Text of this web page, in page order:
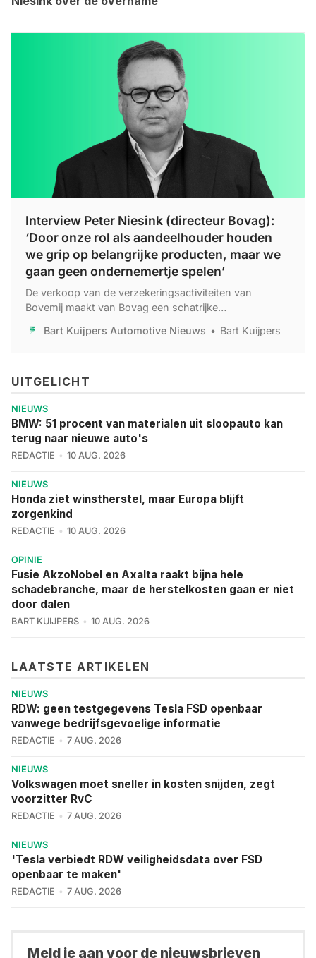
Interview Peter Niesink (directeur Bovag):
‘Door onze rol als aandeelhouder houden
we grip op belangrijke producten, maar we
gaan geen ondernemertje spelen’
De verkoop van de verzekeringsactiviteiten van
Bovemij maakt van Bovag een schatrijke
directeur Peter Niesink over de redenen achter de
Bart Kuijpers Automotive Nieuws Bart Kuijpers
UITGELICHT
NIEUWS
BMW: 51 procent van materialen uit sloopauto kan
terug naar nieuwe auto's
REDACTIE 10 AUG. 2026
NIEUWS
Honda ziet winstherstel, maar Europa blijft
zorgenkind
REDACTIE 10 AUG. 2026
OPINIE
Fusie AkzoNobel en Axalta raakt bijna hele
schadebranche, maar de herstelkosten gaan er niet
door dalen
BART KUIJPERS 10 AUG. 2026
LAATSTE ARTIKELEN
NIEUWS
RDW: geen testgegevens Tesla FSD openbaar
vanwege bedrijfsgevoelige informatie
REDACTIE 7 AUG. 2026
NIEUWS
Volkswagen moet sneller in kosten snijden, zegt
voorzitter RvC
REDACTIE 7 AUG. 2026
NIEUWS
'Tesla verbiedt RDW veiligheidsdata over FSD
openbaar te maken'
REDACTIE 7 AUG. 2026
Meld je aan voor de nieuwsbrieven